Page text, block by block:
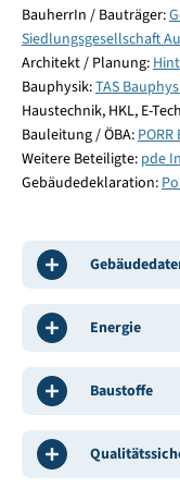
BauherrIn / Bauträger:
Siedlungsgesellschaft
Architekt / Planung:
Bauphysik:TAS
Haustechnik, HKL, E-
Bauleitung / ÖBA:
Weitere Beteiligte: pde
Gebäudedeklaration:
Energie
Baustoffe